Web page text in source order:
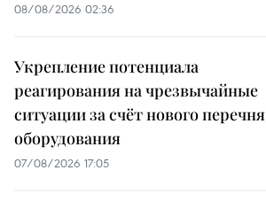
08/08/2026 02:36
Укрепление потенциала
реагирования на чрезвычайные
ситуации за счёт нового перечня
оборудования
07/08/2026 17:05